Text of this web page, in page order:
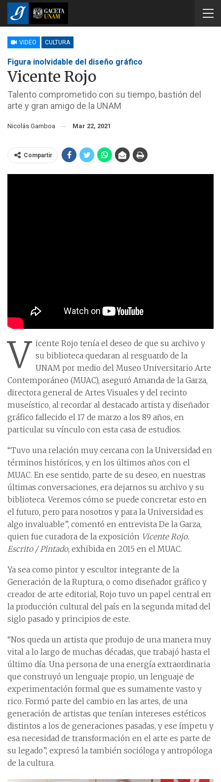
VIDEO CULTURA
Figura inolvidable del diseño gráfico
Vicente Rojo
Talento comprometido con su tiempo, bastión del
arte y gran amigo de la UNAM
Nicolás Gamboa Mar 22, 2021
Compartir
V icente Rojo tenía el deseo de que su archivo y
su biblioteca quedaran al resguardo de la
UNAM por medio del Museo Universitario Arte
Contemporáneo (MUAC), aseguró Amanda de la Garza,
directora general de Artes Visuales y del recinto
museístico, al recordar al destacado artista y diseñador
gráfico fallecido el 17 de marzo a los 89 años, en
particular su vínculo con esta casa de estudios.
“Tuvo una relación muy cercana con la Universidad en
términos históricos, y en los últimos años con el
MUAC. En ese sentido, parte de su deseo, en nuestras
últimas conversaciones, era dejarnos su archivo y su
biblioteca. Veremos cómo se puede concretar esto en
el futuro, pero para nosotros y para la Universidad es
algo invaluable”, comentó en entrevista De la Garza,
quien fue curadora de la exposición Vicente Rojo.
Escrito / Pintado, exhibida en 2015 en el MUAC.
Ya sea como pintor y escultor integrante de la
Generación de la Ruptura, o como diseñador gráfico y
creador de arte editorial, Rojo tuvo un papel central en
la producción cultural del país en la segunda mitad del
siglo pasado y principios de este.
“Nos queda un artista que produjo de una manera muy
vital a lo largo de muchas décadas, que trabajó hasta el
último día. Una persona de una energía extraordinaria
que construyó un lenguaje propio, un lenguaje de
experimentación formal que es sumamente vasto y
rico. Formó parte del cambio en las artes, de una
generación de artistas que tenían intereses estéticos
distintos a los de generaciones pasadas, y ese ímpetu y
esa necesidad de transformación en el arte es parte de
su legado”, expresó la también socióloga y antropóloga
de la cultura.